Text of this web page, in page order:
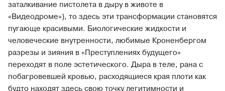
заталкивание пистолета в дыру в животе в
«Видеодроме»), то здесь эти трансформации становятся
пугающе красивыми. Биологические жидкости и
человеческие внутренности, любимые Кроненбергом
разрезы и зияния в «Преступлениях будущего»
переходят в поле эстетического. Дыра в теле, рана с
побагровевшей кровью, расходящиеся края плоти как
будто находят здесь свою точку легитимности и